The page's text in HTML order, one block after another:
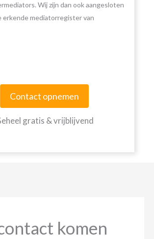
Wij zijn dan ook aangesloten
erkende mediatorregister van
Contact opnemen
gratis & vrijblijvend
komen